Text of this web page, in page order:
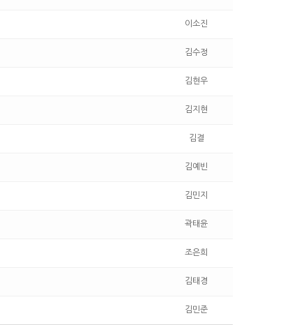
이소진
김수정
김현우
김지현
김결
김예빈
김민지
곽태윤
조은희
김태경
김민준